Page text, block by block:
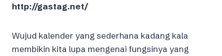
http://gastag.net/
Wujud kalender yang sederhana kadang kala
membikin kita lupa mengenai fungsinya yang